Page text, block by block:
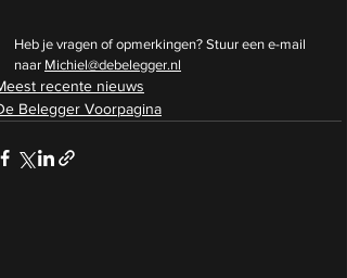
Heb je vragen of opmerkingen? Stuur een e-mail
naar Michiel@debelegger.nl
recente nieuws
Belegger Voorpagina